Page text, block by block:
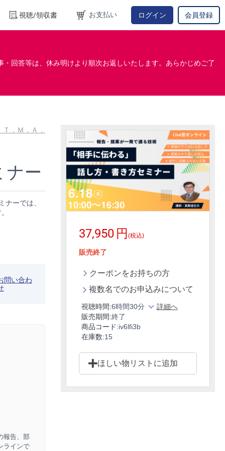
視聴/領収書 お支払い ログイン 会員登録
回答等は、休み明けより順次お返しいたします。あらかじめご了
．Ｍ．Ａ．
ナー
ーでは、
37,950 円 (税込)
販売終了
クーポンをお持ちの方
複数名でのお申込みについて
視聴時間:6時間30分
詳細へ
販売期間:終了
商品コード:iv6lfi3b
在庫数:15
ほしい物リストに追加
問い合わ
報告、部
ラインで